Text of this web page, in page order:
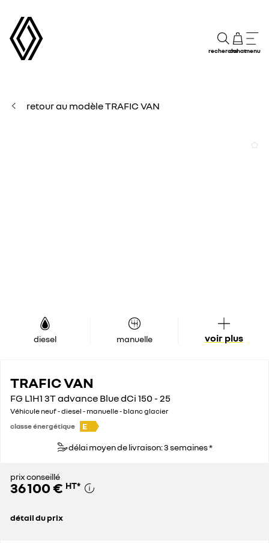
rechercheachatmenu
retour au modèle TRAFIC VAN
diesel manuelle voir plus
TRAFIC VAN
FG L1H1 3T advance Blue dCi 150 - 25
Véhicule neuf - diesel - manuelle - blanc glacier
classe énergétique
E
délai moyen de livraison: 3 semaines *
prix conseillé
36 100 € HT*
détail du prix